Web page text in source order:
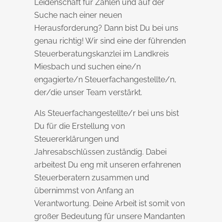
Leidenschaft für Zahlen und auf der
Suche nach einer neuen
Herausforderung? Dann bist Du bei uns
genau richtig! Wir sind eine der führenden
Steuerberatungskanzlei im Landkreis
Miesbach und suchen eine/n
engagierte/n Steuerfachangestellte/n,
der/die unser Team verstärkt.
Als Steuerfachangestellte/r bei uns bist
Du für die Erstellung von
Steuererklärungen und
Jahresabschlüssen zuständig. Dabei
arbeitest Du eng mit unseren erfahrenen
Steuerberatern zusammen und
übernimmst von Anfang an
Verantwortung. Deine Arbeit ist somit von
großer Bedeutung für unsere Mandanten